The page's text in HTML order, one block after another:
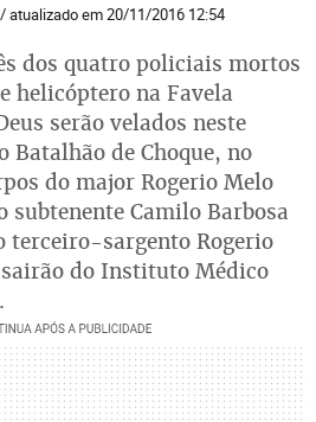
atualizado em 20/11/2016 12:54
dos quatro policiais mortos
helicóptero na Favela
serão velados neste
Batalhão de Choque, no
do major Rogerio Melo
subtenente Camilo Barbosa
terceiro-sargento Rogerio
do Instituto Médico